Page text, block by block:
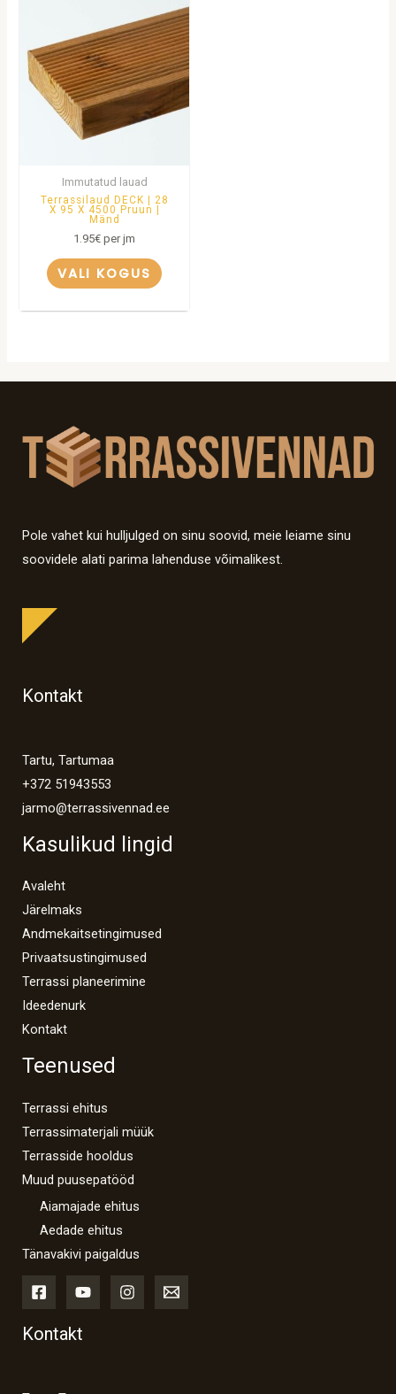
Immutatud lauad
Terrassilaud DECK | 28
X 95 X 4500 Pruun |
Mänd
1.95€ per jm
VALI KOGUS
Pole vahet kui hulljulged on sinu soovid, meie leiame sinu
soovidele alati parima lahenduse võimalikest.
Kontakt
Tartu, Tartumaa
+372 51943553
jarmo@terrassivennad.ee
Kasulikud lingid
Avaleht
Järelmaks
Andmekaitsetingimused
Privaatsustingimused
Terrassi planeerimine
Ideedenurk
Kontakt
Teenused
Terrassi ehitus
Terrassimaterjali müük
Terrasside hooldus
Muud puusepatööd
Aiamajade ehitus
Aedade ehitus
Tänavakivi paigaldus
Kontakt